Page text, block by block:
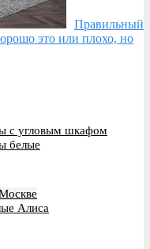
Правильный
это или плохо, но
с угловым шкафом
белые
Алиса